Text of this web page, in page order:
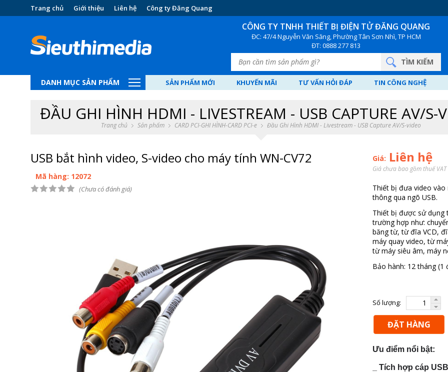
Trang chủ Giới thiệu Liên hệ Công ty Đăng Quang
CÔNG TY TNHH THIẾT BỊ ĐIỆN TỬĐĂNG QUANG
ĐC: 47/4 Nguyễn Văn Săng, Phường Tân Sơn Nhì, TP HCM
ĐT: 0888 277 813
DANH MỤC SẢN PHẨM SẢN PHẨM MỚI KHUYẾN MÃI TƯ VẤN HỎI ĐÁP TIN CÔNG NGHỆ
ĐẦU GHI HÌNH HDMI - LIVESTREAM - USB CAPTURE AV/S-
Trang chủ Sản phẩm CARD PCI-GHI HÌNH-CARD PCI-e Đầu Ghi Hình HDMI - Livestream - USB Capture AV/S-video
USB bắt hình video, S-video cho máy tính WN-CV72
Mã hàng: 12072
(Chưa có đánh giá)
Giá: Liên hệ
Giá chưa bao gồm thuế VAT
Thiết bị đưa video vào
thông qua ngõ USB.
Thiết bị được sử dụng
trường hợp như:
băng từ, từ đĩa VCD,
máy quay video, từ
từ máy siêu âm, máy
Bảo hành: 12 tháng (1
Số lượng:
ĐẶT HÀNG
Ưu điểm nổi bật:
_ Tích hợp cáp